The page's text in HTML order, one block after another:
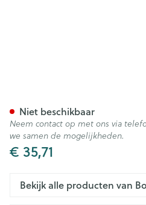
€ 35,71
Niet beschikbaar
Neem contact op met ons via
we samen de mogelijkheden.
Bekijk alle producten van